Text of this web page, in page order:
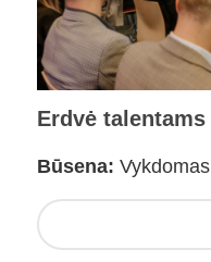
Erdvė talentams
Būsena: Vykdomas